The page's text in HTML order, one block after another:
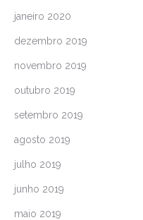
janeiro 2020
dezembro 2019
novembro 2019
outubro 2019
setembro 2019
agosto 2019
julho 2019
junho 2019
maio 2019